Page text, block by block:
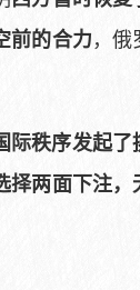
前的合力，
际秩序发起了
择两面下注，